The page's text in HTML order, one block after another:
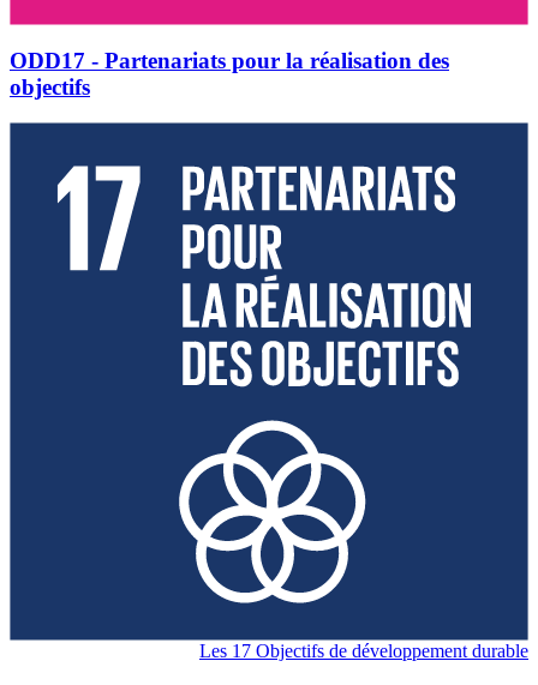
ODD17 - Partenariats pour la réalisation des
objectifs
Les 17 Objectifs de développement durable